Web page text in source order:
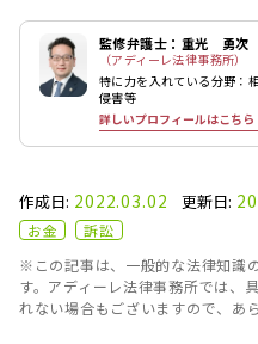
監修弁護士：重光 勇次
（アディーレ法律事務所）
特に力を入れている分野：
侵害等
詳しいプロフィールはこちら
作成日: 2022.03.02 更新日:
お金
訴訟
※この記事は、一般的な法律知識
す。アディーレ法律事務所では、
れない場合もございますので、あ